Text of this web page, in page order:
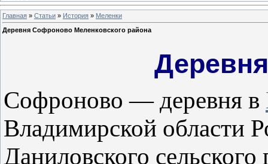
Главная » Статьи » История » Меленки
Деревня Софроново Меленковского района
Софроново — деревня в
Владимирской области
Даниловского сельского